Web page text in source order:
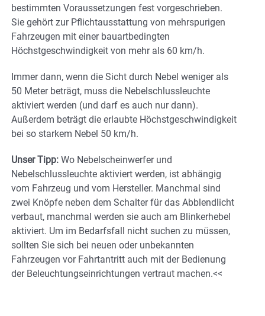
bestimmten Voraussetzungen fest vorgeschrieben.
Sie gehört zur Pflichtausstattung von mehrspurigen
Fahrzeugen mit einer bauartbedingten
Höchstgeschwindigkeit von mehr als 60 km/h.
Immer dann, wenn die Sicht durch Nebel weniger als
50 Meter beträgt, muss die Nebelschlussleuchte
aktiviert werden (und darf es auch nur dann).
Außerdem beträgt die erlaubte Höchstgeschwindigkeit
bei so starkem Nebel 50 km/h.
Unser Tipp: Wo Nebelscheinwerfer und
Nebelschlussleuchte aktiviert werden, ist abhängig
vom Fahrzeug und vom Hersteller. Manchmal sind
zwei Knöpfe neben dem Schalter für das Abblendlicht
verbaut, manchmal werden sie auch am Blinkerhebel
aktiviert. Um im Bedarfsfall nicht suchen zu müssen,
sollten Sie sich bei neuen oder unbekannten
Fahrzeugen vor Fahrtantritt auch mit der Bedienung
der Beleuchtungseinrichtungen vertraut machen.<<